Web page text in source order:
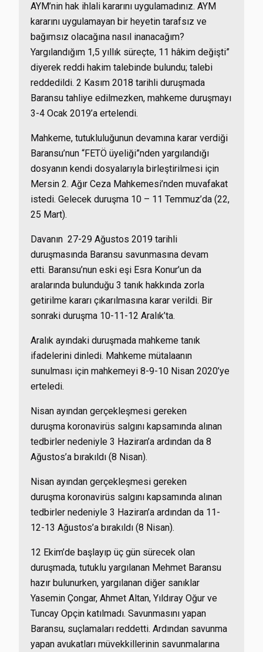
AYM’nin hak ihlali kararını uygulamadınız. AYM
kararını uygulamayan bir heyetin tarafsız ve
bağımsız olacağına nasıl inanacağım?
Yargılandığım 1,5 yıllık süreçte, 11 hâkim değişti”
diyerek reddi hakim talebinde bulundu; talebi
reddedildi. 2 Kasım 2018 tarihli duruşmada
Baransu tahliye edilmezken, mahkeme duruşmayı
3-4 Ocak 2019’a ertelendi.
Mahkeme, tutukluluğunun devamına karar verdiği
Baransu’nun “FETÖ üyeliği”nden yargılandığı
dosyanın kendi dosyalarıyla birleştirilmesi için
Mersin 2. Ağır Ceza Mahkemesi’nden muvafakat
istedi. Gelecek duruşma 10 – 11 Temmuz’da (22,
25 Mart).
Davanın 27-29 Ağustos 2019 tarihli
duruşmasında Baransu savunmasına devam
etti. Baransu’nun eski eşi Esra Konur’un da
aralarında bulunduğu 3 tanık hakkında zorla
getirilme kararı çıkarılmasına karar verildi. Bir
sonraki duruşma 10-11-12 Aralık’ta.
Aralık ayındaki duruşmada mahkeme tanık
ifadelerini dinledi. Mahkeme mütalaanın
sunulması için mahkemeyi 8-9-10 Nisan 2020’ye
erteledi.
Nisan ayından gerçekleşmesi gereken
duruşma koronavirüs salgını kapsamında alınan
tedbirler nedeniyle 3 Haziran’a ardından da 8
Ağustos’a bırakıldı (8 Nisan).
Nisan ayından gerçekleşmesi gereken
duruşma koronavirüs salgını kapsamında alınan
tedbirler nedeniyle 3 Haziran’a ardından da 11-
12-13 Ağustos’a bırakıldı (8 Nisan).
12 Ekim’de başlayıp üç gün sürecek olan
duruşmada, tutuklu yargılanan Mehmet Baransu
hazır bulunurken, yargılanan diğer sanıklar
Yasemin Çongar, Ahmet Altan, Yıldıray Oğur ve
Tuncay Opçin katılmadı. Savunmasını yapan
Baransu, suçlamaları reddetti. Ardından savunma
yapan avukatları müvekkillerinin savunmalarına